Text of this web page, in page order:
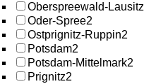
Oberspreewald-Lausitz
Oder-Spree2
Ostprignitz-Ruppin2
Potsdam2
Potsdam-Mittelmark2
Prignitz2